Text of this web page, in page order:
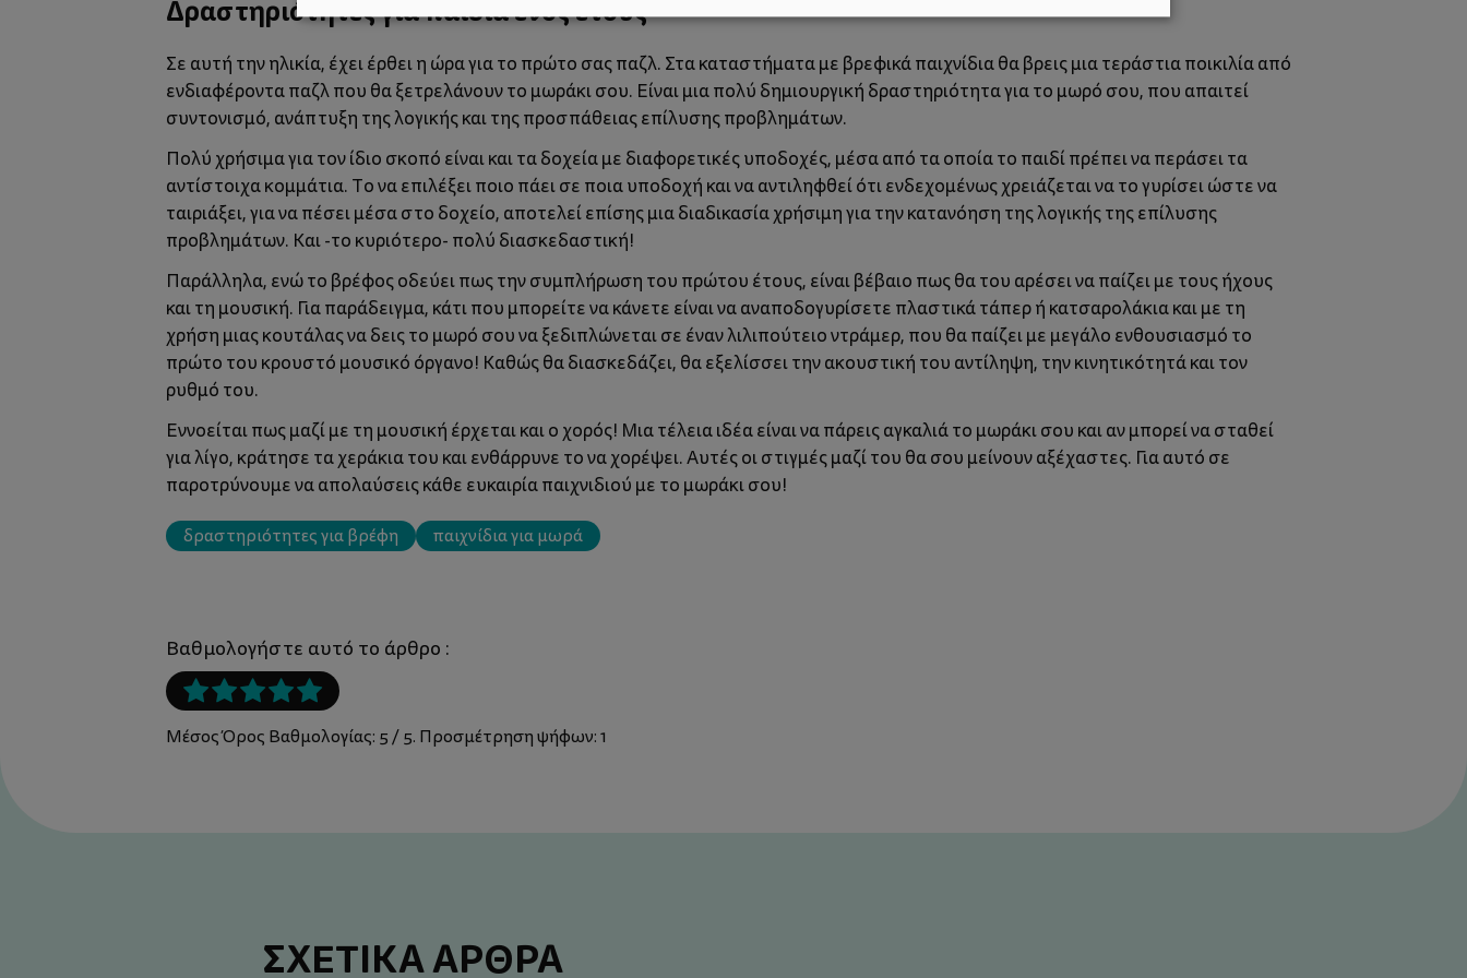
Βαθμολογήστε αυτό το άρθρο :
Μέσος Όρος Βαθμολογίας: 5/ 5. Προσμέτρηση ψήφων:1
Δραστηριότητες για παιδιά ενός έτους
Σε αυτή την ηλικία, έχει έρθει η ώρα για το πρώτο σας παζλ. Στα καταστήματα με βρεφικά παιχνίδια θα βρεις μια τεράστια ποικιλία από
ενδιαφέροντα παζλ που θα ξετρελάνουν το μωράκι σου. Είναι μια πολύ δημιουργική δραστηριότητα για το μωρό σου, που απαιτεί
συντονισμό, ανάπτυξη της λογικής και της προσπάθειας επίλυσης προβλημάτων.
Πολύ χρήσιμα για τον ίδιο σκοπό είναι και τα δοχεία με διαφορετικές υποδοχές, μέσα από τα οποία το παιδί πρέπει να περάσει τα
αντίστοιχα κομμάτια. Το να επιλέξει ποιο πάει σε ποια υποδοχή και να αντιληφθεί ότι ενδεχομένως χρειάζεται να το γυρίσει ώστε να
ταιριάξει, για να πέσει μέσα στο δοχείο, αποτελεί επίσης μια διαδικασία χρήσιμη για την κατανόηση της λογικής της επίλυσης
προβλημάτων. Και -το κυριότερο- πολύ διασκεδαστική!
Παράλληλα, ενώ το βρέφος οδεύει πως την συμπλήρωση του πρώτου έτους, είναι βέβαιο πως θα του αρέσει να παίζει με τους ήχους
και τη μουσική. Για παράδειγμα, κάτι που μπορείτε να κάνετε είναι να αναποδογυρίσετε πλαστικά τάπερ ή κατσαρολάκια και με τη
χρήση μιας κουτάλας να δεις το μωρό σου να ξεδιπλώνεται σε έναν λιλιπούτειο ντράμερ, που θα παίζει με μεγάλο ενθουσιασμό το
πρώτο του κρουστό μουσικό όργανο! Καθώς θα διασκεδάζει, θα εξελίσσει την ακουστική του αντίληψη, την κινητικότητά και τον
ρυθμό του.
Εννοείται πως μαζί με τη μουσική έρχεται και ο χορός! Μια τέλεια ιδέα είναι να πάρεις αγκαλιά το μωράκι σου και αν μπορεί να σταθεί
για λίγο, κράτησε τα χεράκια του και ενθάρρυνε το να χορέψει. Αυτές οι στιγμές μαζί του θα σου μείνουν αξέχαστες. Για αυτό σε
παροτρύνουμε να απολαύσεις κάθε ευκαιρία παιχνιδιού με το μωράκι σου!
δραστηριότητες για βρέφη παιχνίδια για μωρά
ΣΧΕΤΙΚΑ ΑΡΘΡΑ